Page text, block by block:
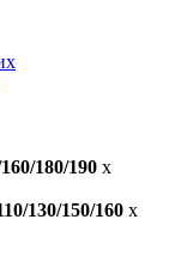
180/190 x
130/150/160 x